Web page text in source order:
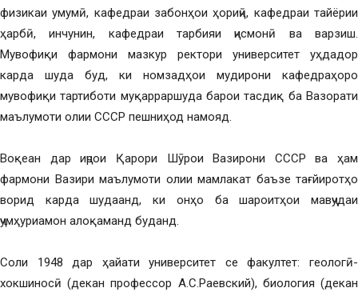
физикаи умумӣ, кафедраи забонҳои ҳориҷӣ, кафедраи тайёрии
ҳарбӣ, инчунин, кафедраи тарбияи ҷисмонӣ ва варзиш.
Мувофиқи фармони мазкур ректори университет уҳдадор
карда шуда буд, ки номзадҳои мудирони кафедраҳоро
мувофиқи тартиботи муқарраршуда барои тасдиқ ба Вазорати
маълумоти олии СССР пешниҳод намояд.
Воқеан дар иҷрои Қарори Шӯрои Вазирони СССР ва ҳам
фармони Вазири маълумоти олии мамлакат баъзе тағйиротҳо
ворид карда шудаанд, ки онҳо ба шароитҳои мавҷудаи
ҷумҳуриамон алоқаманд буданд.
Соли 1948 дар ҳайати университет се факултет: геологӣ-
хокшиносӣ (декан профессор А.С.Раевский), биология (декан